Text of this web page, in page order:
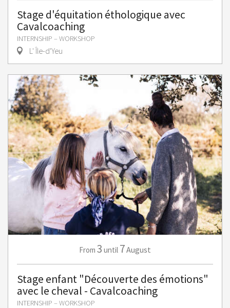
Stage d'équitation éthologique avec
Cavalcoaching
INTERNSHIP – WORKSHOP
L' Île-d'Yeu
From 3 until 7August
Stage enfant "Découverte des émotions"
avec le cheval - Cavalcoaching
INTERNSHIP – WORKSHOP